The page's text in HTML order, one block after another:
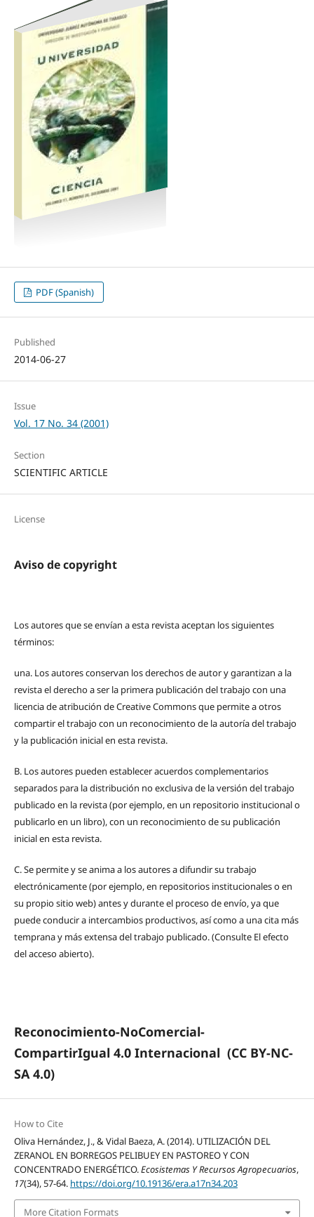
PDF (Spanish)
Published
2014-06-27
Issue
Vol. 17 No. 34 (2001)
Section
SCIENTIFIC ARTICLE
License
Aviso de copyright
Los autores que se envían a esta revista aceptan los siguientes
términos:
una. Los autores conservan los derechos de autor y garantizan a la
revista el derecho a ser la primera publicación del trabajo con una
licencia de atribución de Creative Commons que permite a otros
compartir el trabajo con un reconocimiento de la autoría del trabajo
y la publicación inicial en esta revista.
B. Los autores pueden establecer acuerdos complementarios
separados para la distribución no exclusiva de la versión del trabajo
publicado en la revista (por ejemplo, en un repositorio institucional o
publicarlo en un libro), con un reconocimiento de su publicación
inicial en esta revista.
C.Se permite y se anima a los autores a difundir su trabajo
electrónicamente (por ejemplo, en repositorios institucionales o en
su propio sitio web) antes y durante el proceso de envío, ya que
puede conducir a intercambios productivos, así como a una cita más
temprana y más extensa del trabajo publicado. (Consulte El efecto
del acceso abierto).
Reconocimiento-NoComercial-
CompartirIgual 4.0 Internacional (CC BY-NC-
SA 4.0)
How to Cite
Oliva Hernández, J., & Vidal Baeza, A. (2014). UTILIZACIÓN DEL
ZERANOL EN BORREGOS PELIBUEY EN PASTOREO Y CON
CONCENTRADO ENERGÉTICO.Ecosistemas Y Recursos Agropecuarios,
17(34), 57-64. https://doi.org/10.19136/era.a17n34.203
More Citation Formats